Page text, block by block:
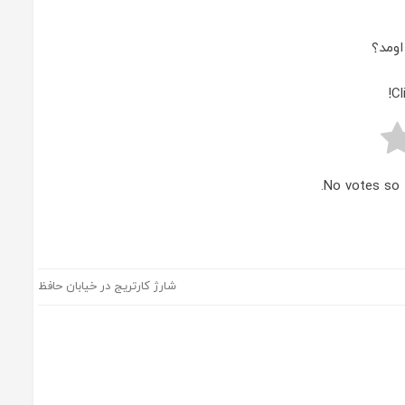
No votes
شارژ کارتریج در خیابان حافظ